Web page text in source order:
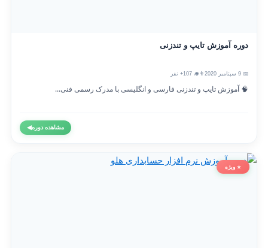
دوره آموزش تایپ و تندزنی
👨‍🎓 107+ نفر
🧠 آموزش تایپ و تندزنی فارسی و انگلیسی با مدرک رسمی فنی...
مشاهده دوره◀
⭐ ویژه